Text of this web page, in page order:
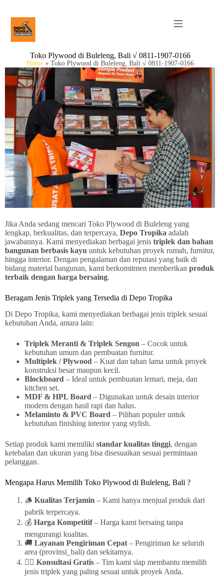
Toko Plywood di Buleleng, Bali √ 0811-1907-0166
Home» Toko Plywood di Buleleng, Bali √ 0811-1907-0166
Jika Anda sedang mencari Toko Plywood di Buleleng yang
lengkap, berkualitas, dan terpercaya, Depo Tropika adalah
jawabannya. Kami menyediakan berbagai jenis triplek dan bahan
bangunan berbasis kayu untuk kebutuhan proyek rumah, furnitur,
hingga interior. Dengan pengalaman dan reputasi yang baik di
bidang material bangunan, kami berkomitmen memberikan produk
terbaik dengan harga bersaing.
Beragam Jenis Triplek yang Tersedia di Depo Tropika
Di Depo Tropika, kami menyediakan berbagai jenis triplek sesuai
kebutuhan Anda, antara lain:
Triplek Meranti & Triplek Sengon – Cocok untuk
kebutuhan umum dan pembuatan furnitur.
Multiplek / Plywood – Kuat dan tahan lama untuk proyek
konstruksi besar maupun kecil.
Blockboard – Ideal untuk pembuatan lemari, meja, dan
kitchen set.
MDF & HPL Board – Digunakan untuk desain interior
modern dengan hasil rapi dan halus.
Melaminto & PVC Board – Pilihan populer untuk
kebutuhan finishing interior yang stylish.
Setiap produk kami memiliki standar kualitas tinggi, dengan
ketebalan dan ukuran yang bisa disesuaikan sesuai permintaan
pelanggan.
Mengapa Harus Memilih Toko Plywood di Buleleng, Bali ?
🪵 Kualitas Terjamin – Kami hanya menjual produk dari
pabrik terpercaya.
💰 Harga Kompetitif– Harga kami bersaing tanpa
mengurangi kualitas.
🚚 Layanan Pengiriman Cepat – Pengiriman ke seluruh
area (provinsi_bali) dan sekitarnya.
👷‍♂️ Konsultasi Gratis – Tim kami siap membantu memilih
jenis triplek yang paling sesuai untuk proyek Anda.